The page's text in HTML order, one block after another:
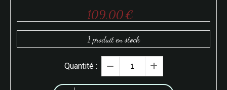
109,00€
1 produit en stock
Quantité :